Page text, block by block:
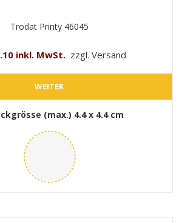
Trodat Printy 46045
inkl. MwSt. zzgl. Versand
WEITER
(max.) 4.4 x 4.4 cm